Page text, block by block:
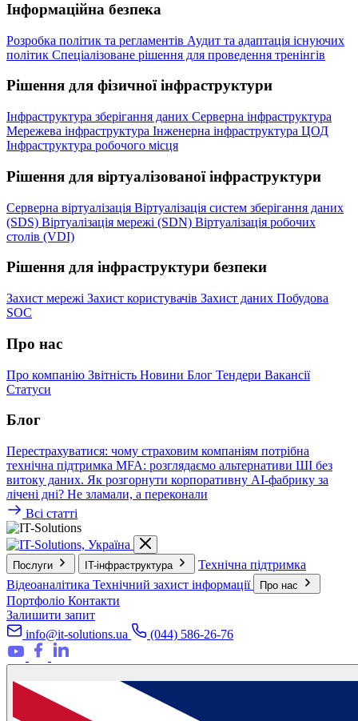
Інформаційна безпека
Розробка політик та регламентів Аудит та адаптація існуючих
політик Спеціалізоване рішення для проведення тренінгів
Рішення для фізичної інфраструктури
Інфраструктура зберігання даних Серверна інфраструктура
Мережева інфраструктура Інженерна інфраструктура ЦОД
Інфраструктура робочого місця
Рішення для віртуалізованої інфраструктури
Серверна віртуалізація Віртуалізація систем зберігання даних
(SDS) Віртуалізація мережі (SDN) Віртуалізація робочих
столів (VDI)
Рішення для інфраструктури безпеки
Захист мережі Захист користувачів Захист даних Побудова
SOC
Про нас
Про компанію Звітність Новини Блог Тендери Вакансії
Статуси
Блог
Перестрахуватися: чому страховим компаніям потрібна
технічна підтримка MFA: розглядаємо альтернативи ШІ без
витоку даних. Як розгорнути корпоративну AI-фабрику за
лічені дні? Не зламали, а переконали
Всі статті
Послуги IT-інфраструктура
Технічна підтримка
Відеоаналітика Технічний захист інформації Про нас
Портфоліо Контакти
Залишити запит
info@it-solutions.ua
(044) 586-26-76